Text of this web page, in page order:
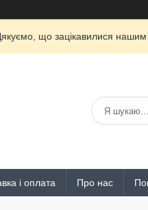
що зацікавилися
і оплата Про нас